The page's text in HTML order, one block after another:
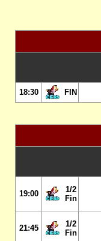
18:30 FIN
19:00
1/2
Fin
21:45
1/2
Fin